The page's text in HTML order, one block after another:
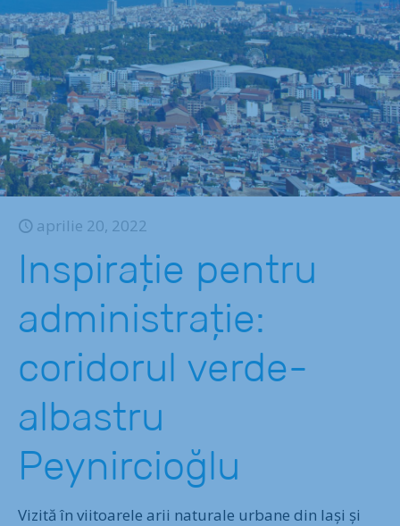
aprilie 20, 2022
Inspirație pentru
administrație:
coridorul verde-
albastru
Peynircioğlu
Vizită în viitoarele arii naturale urbane din Iași și